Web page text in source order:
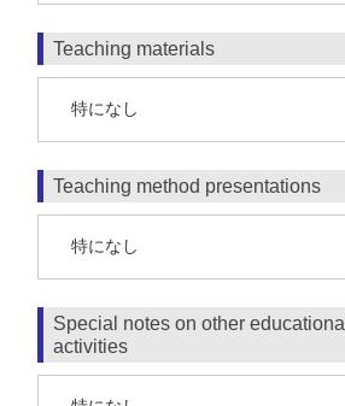
Teaching materials
特になし
Teaching method presentations
特になし
Special notes on other educational
activities